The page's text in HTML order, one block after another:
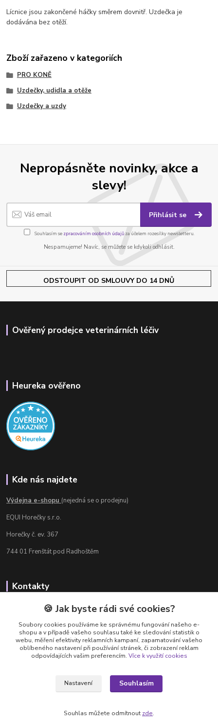
Lícnice jsou zakončené háčky směrem dovnitř. Uzdečka je
dodávána bez otěží.
Zboží zařazeno v kategoriích
PRO KONĚ
Uzdečky, udidla a otěže
Uzdečky a uzdy
Nepropásněte novinky, akce a
slevy!
Přihlásit se
Souhlasím se zpracováním osobních údajůza účelem rozesílky newsletteru.
Nespamujeme! Navíc, se můžete se kdykoli odhlásit.
ODSTOUPIT OD SMLOUVY DO 14 DNŮ
Ověřený prodejce veterinárních léčiv
Heureka ověřeno
Kde nás najdete
Výdejna e-shopu (nejedná se o prodejnu)
EQUI Horečky s.r.o.
Horečky č. ev. 367
744 01 Frenštát pod Radhoštěm
Kontakty
Radka Chamrádová
+420 737 484 708
Výdejna e-shopu: Po-Ne, 8-20 hod.
info@equi-horecky.cz
Frenštát pod Radhoštěm, C 93460 vedená u Krajského soudu v Ostravě
🍪 Jak byste rádi své cookies?
Soubory cookies používáme ke správnému fungování našeho e-
shopu a v případě vašeho souhlasu také ke sledování statistik o
webu, měření efektivity reklamních kampaní, zapamatování vašeho
oblíbeného nastavení při používání stránek, či zobrazení reklam
odpovídajících vašim preferencím. Více k využití cookies
Nastavení Souhlasím
Souhlas můžete odmítnout zde.